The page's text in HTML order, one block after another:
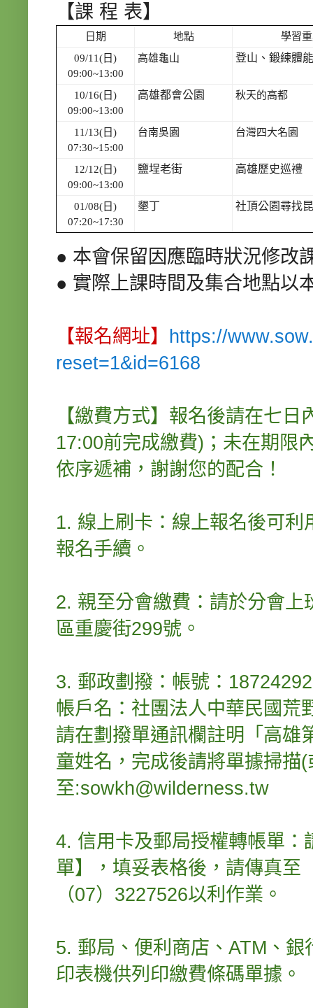
【課 程 表】
日期 地點
學習
09/11(日)
09:00~13:00
高雄龜山 登山、鍛練體能
10/16(日)
09:00~13:00
高雄都會公園 秋天的高都
11/13(日)
07:30~15:00
台南吳園 台灣四大名園
12/12(日)
09:00~13:00
鹽埕老街 高雄歷史巡禮
01/08(日)
07:20~17:30
墾丁 社頂公園尋找
● 本會保留因應臨時狀況修改
● 實際上課時間及集合地點以
【報名網址】 https://
reset=1&id=6168
【繳費方式】報名後請在七
17:00前完成繳費)；未在期限
依序遞補，謝謝您的
1. 線上刷卡：線上報名後可
報名手續。
2. 親至分會繳費：請於分會
區重慶街299號。
3. 郵政劃撥：帳號：18724292
帳戶名：社團法人中華民國荒
請在劃撥單通訊欄註明「高雄
童姓名，完成後請將單據掃描
至:sowkh@wilderness.tw
4. 信用卡及郵局授權轉帳單
單】，填妥表格後，請傳真至
（07）3227526以利作業。
5. 郵局、便利商店、ATM、
印表機供列印繳費條碼單據。